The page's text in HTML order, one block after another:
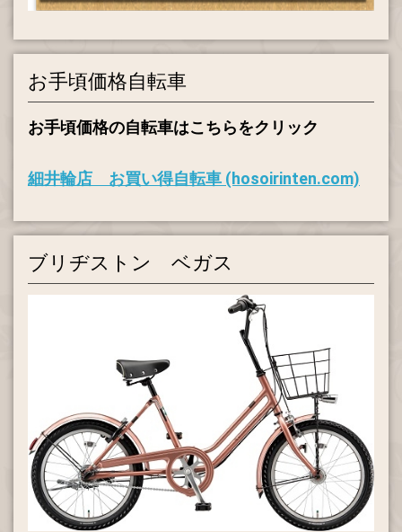
お手頃価格自転車
お手頃価格の自転車はこちらをクリック
細井輪店 お買い得自転車 (hosoirinten.com)
ブリヂストン ベガス